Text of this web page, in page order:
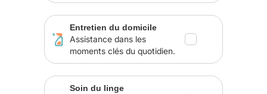
Entretien du domicile
Assistance dans les
moments clés du quotidien.
Soin du linge